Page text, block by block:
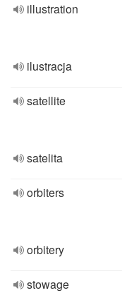
illustration
ilustracja
satellite
satelita
orbiters
orbitery
stowage